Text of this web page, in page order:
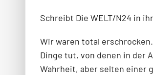
Schreibt Die WELT/N24 in
Wir waren total
Dinge tut, von denen in der
Wahrheit, aber selten einer